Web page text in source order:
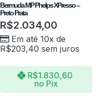
Bermuda MP Phelps XPresso –
Preto Prata
R$2.034,00
Em até 10x de
R$203,40 sem juros
R$1.830,60
no Pix